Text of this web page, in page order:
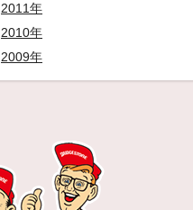
2011年
2010年
2009年